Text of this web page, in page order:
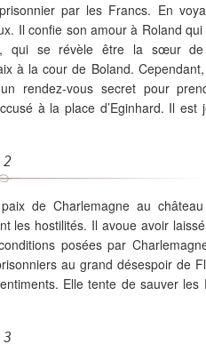
par les Francs. En
Il confie son amour à Roland
qui se révèle être la sœur de
à la cour de Boland.
rendez-vous secret pour
à la place d’Eginhard. Il est
de Charlemagne au
les hostilités. Il avoue avoir
posées par
au grand désespoir de
Elle tente de sauver les